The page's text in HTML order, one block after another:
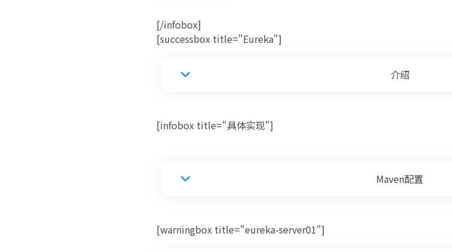
[/infobox]
[successbox title="Eureka"]
介绍
[infobox title="具体实现"]
Maven配置
[warningbox title="eureka-server01"]